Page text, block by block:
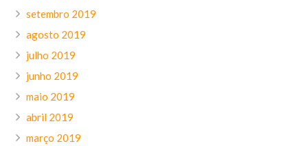
setembro 2019
agosto 2019
julho 2019
junho 2019
maio 2019
abril 2019
março 2019